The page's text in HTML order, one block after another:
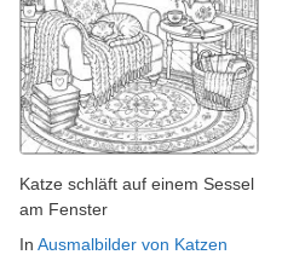
Katze schläft auf einem Sessel
am Fenster
In Ausmalbilder von Katzen